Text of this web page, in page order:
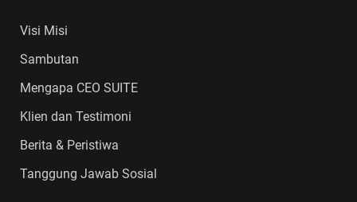
Visi Misi
Sambutan
Mengapa CEO SUITE
Klien dan Testimoni
Berita & Peristiwa
Tanggung Jawab Sosial